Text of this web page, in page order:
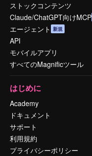
ストックコンテンツ
Claude/ChatGPT向けMCP
エージェント 新規
API
モバイルアプリ
すべてのMagnificツール
はじめに
Academy
ドキュメント
サポート
利用規約
プライバシーポリシー